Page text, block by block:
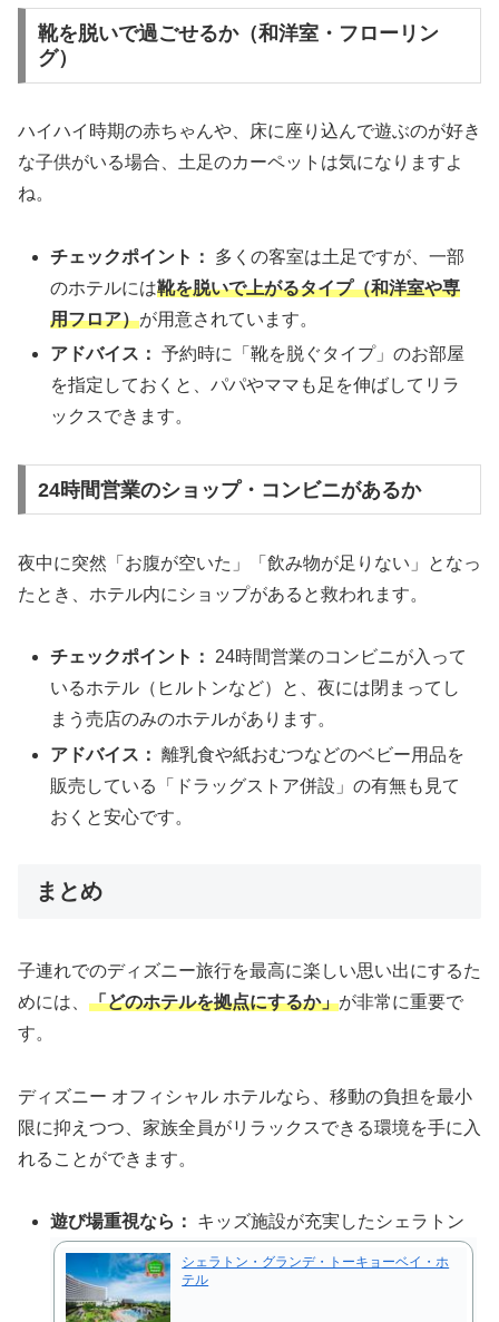
靴を脱いで過ごせるか（和洋室・フローリン
グ）
ハイハイ時期の赤ちゃんや、床に座り込んで遊ぶのが好き
な子供がいる場合、土足のカーペットは気になりますよ
ね。
チェックポイント：
多くの客室は土足ですが、一部
のホテルには靴を脱いで上がるタイプ（和洋室や専
用フロア）が用意されています。
アドバイス： 予約時に「靴を脱ぐタイプ」のお部屋
を指定しておくと、パパやママも足を伸ばしてリラ
ックスできます。
24時間営業のショップ・コンビニがあるか
夜中に突然「お腹が空いた」「飲み物が足りない」となっ
たとき、ホテル内にショップがあると救われます。
チェックポイント：
24時間営業のコンビニが入って
いるホテル（ヒルトンなど）と、夜には閉まってし
まう売店のみのホテルがあります。
アドバイス： 離乳食や紙おむつなどのベビー用品を
販売している「ドラッグストア併設」の有無も見て
おくと安心です。
まとめ
子連れでのディズニー旅行を最高に楽しい思い出にするた
めには、 「どのホテルを拠点にするか」が非常に重要で
す。
ディズニー オフィシャル ホテルなら、移動の負担を最小
限に抑えつつ、家族全員がリラックスできる環境を手に入
れることができます。
遊び場重視なら： キッズ施設が充実したシェラトン
シェラトン・グランデ・トーキョーベイ・ホ
テル